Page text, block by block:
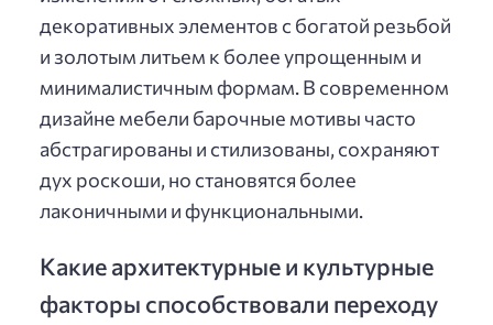
декоративных элементов с богатой резьбой
и золотым литьем к более упрощенным и
минималистичным формам. В современном
дизайне мебели барочные мотивы часто
абстрагированы и стилизованы, сохраняют
дух роскоши, но становятся более
лаконичными и функциональными.
Какие архитектурные и культурные
факторы способствовали переходу